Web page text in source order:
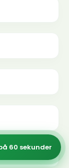
60 sekunder